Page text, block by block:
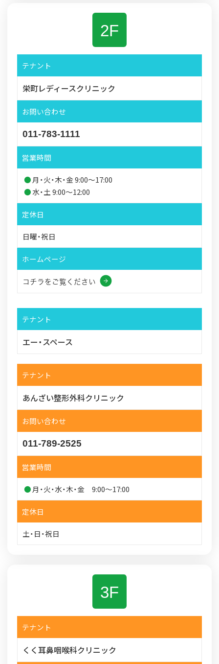
2F
テナント
栄町レディースクリニック
お問い合わせ
011-783-1111
営業時間
月・火・木・金 9:00～17:00
水・土 9:00～12:00
定休日
日曜・祝日
ホームページ
コチラをご覧ください
テナント
エー・スペース
テナント
あんざい整形外科クリニック
お問い合わせ
011-789-2525
営業時間
月・火・水・木・金 9:00～17:00
定休日
土・日・祝日
3F
テナント
くく耳鼻咽喉科クリニック